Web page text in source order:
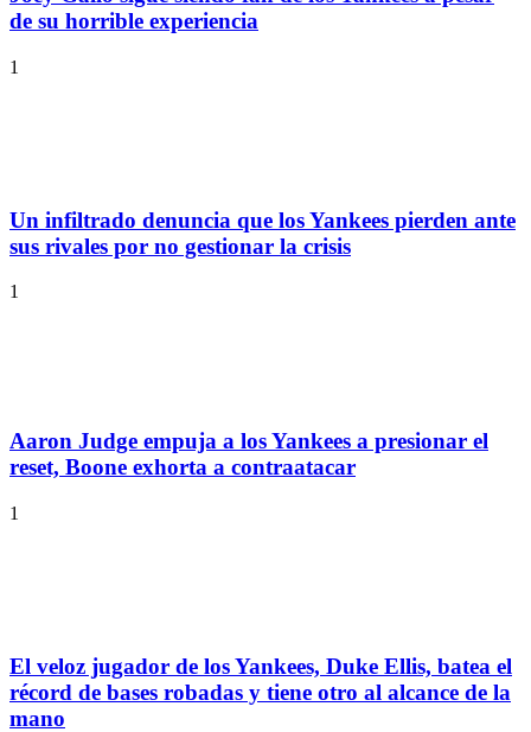
de su horrible experiencia
1
Un infiltrado denuncia que los Yankees pierden ante
sus rivales por no gestionar la crisis
1
Aaron Judge empuja a los Yankees a presionar el
reset, Boone exhorta a contraatacar
1
El veloz jugador de los Yankees, Duke Ellis, batea el
récord de bases robadas y tiene otro al alcance de la
mano